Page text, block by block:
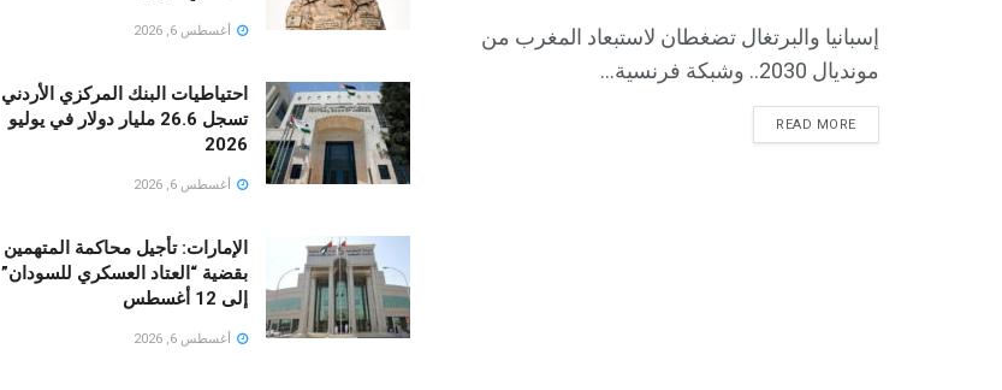
إسبانيا والبرتغال تضغطان لاستبعاد المغرب من
مونديال 2030.. وشبكة فرنسية...
READ MORE
أغسطس 6, 2026
احتياطيات البنك المركزي الأردني
تسجل 26.6 مليار دولار في يوليو
2026
أغسطس 6, 2026
الإمارات: تأجيل محاكمة المتهمين
بقضية “العتاد العسكري للسودان”
إلى 12 أغسطس
أغسطس 6, 2026